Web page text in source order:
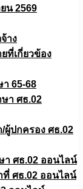
น 2569
าง
ที่เกี่ยวข้อง
65-68
า ศธ.02
ผู้ปกครอง ศธ.02
ศธ.02 ออนไลน์
ที่ ศธ.02 ออนไลน์